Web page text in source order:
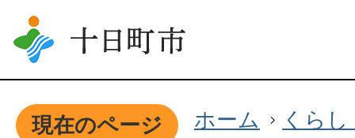
現在のページ ホーム くら